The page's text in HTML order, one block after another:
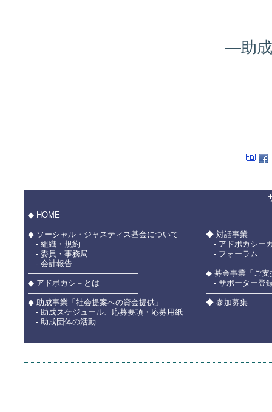
―助成
◆ HOME
――――――――――――――
◆ ソーシャル・ジャスティス基金について
- 組織・規約
- 委員・事務局
- 会計報告
――――――――――――――
◆ アドボカシ－とは
――――――――――――――
◆ 助成事業「社会提案への資金提供」
- 助成スケジュール、応募要項・応募用紙
- 助成団体の活動
◆ 対話事業
- アドボカシー
- フォーラム
◆ 募金事業「ご支
- サポーター登
◆ 参加募集